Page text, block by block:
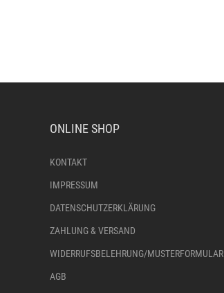
ONLINE SHOP
KONTAKT
IMPRESSUM
DATENSCHUTZERKLÄRUNG
ZAHLUNG & VERSAND
WIDERRUFSBELEHRUNG/MUSTERFORMULAR
AGB